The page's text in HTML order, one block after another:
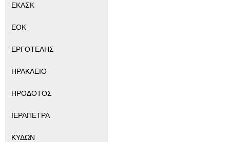
ΕΚΑΣΚ
ΕΟΚ
ΕΡΓΟΤΕΛΗΣ
ΗΡΑΚΛΕΙΟ
ΗΡΟΔΟΤΟΣ
ΙΕΡΑΠΕΤΡΑ
ΚΥΔΩΝ